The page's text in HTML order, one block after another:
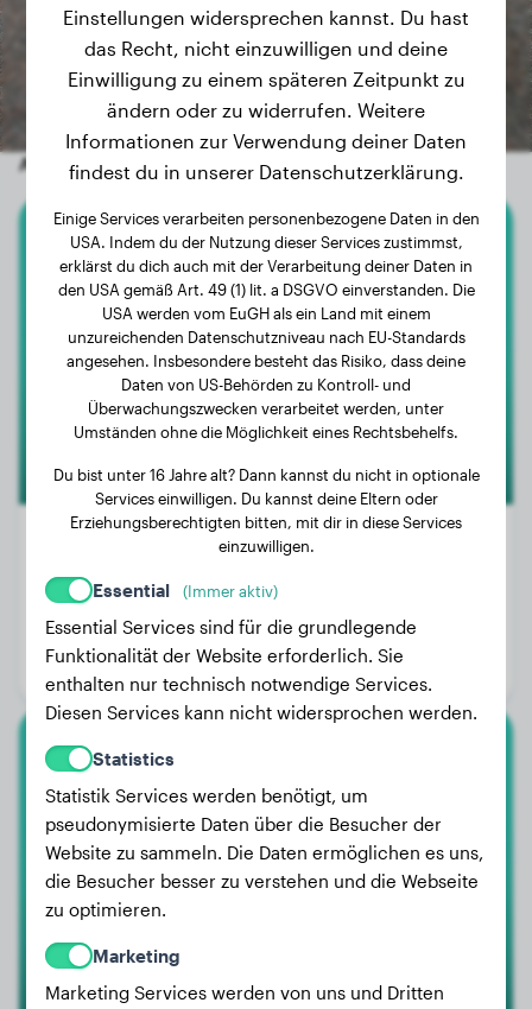
Andere zufällige Hunde
American Bully Xl
Butch
Gewicht:
Alter:
2 Jahre, 8 Monate
Geschlecht:
Australian Shepherd
Jay
Einstellungen widersprechen kannst. Du hast
das Recht, nicht einzuwilligen und deine
Einwilligung zu einem späteren Zeitpunkt zu
ändern oder zu widerrufen. Weitere
Informationen zur Verwendung deiner Daten
findest du in unserer Datenschutzerklärung.
Einige Services verarbeiten personenbezogene Daten in den
USA. Indem du der Nutzung dieser Services zustimmst,
erklärst du dich auch mit der Verarbeitung deiner Daten in
den USA gemäß Art. 49 (1) lit. a DSGVO einverstanden. Die
USA werden vom EuGH als ein Land mit einem
unzureichenden Datenschutzniveau nach EU-Standards
angesehen. Insbesondere besteht das Risiko, dass deine
Daten von US-Behörden zu Kontroll- und
Überwachungszwecken verarbeitet werden, unter
Umständen ohne die Möglichkeit eines Rechtsbehelfs.
Du bist unter 16 Jahre alt? Dann kannst du nicht in optionale
Services einwilligen. Du kannst deine Eltern oder
Erziehungsberechtigten bitten, mit dir in diese Services
einzuwilligen.
Essential (Immer aktiv)
Essential Services sind für die grundlegende
Funktionalität der Website erforderlich. Sie
enthalten nur technisch notwendige Services.
Diesen Services kann nicht widersprochen werden.
Statistics
Statistik Services werden benötigt, um
pseudonymisierte Daten über die Besucher der
Website zu sammeln. Die Daten ermöglichen es uns,
die Besucher besser zu verstehen und die Webseite
zu optimieren.
Marketing
Marketing Services werden von uns und Dritten